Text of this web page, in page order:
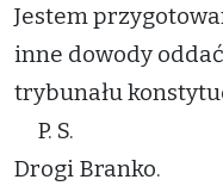
Jestem
inne dowody
trybunału
P. S.
Drogi Branko.